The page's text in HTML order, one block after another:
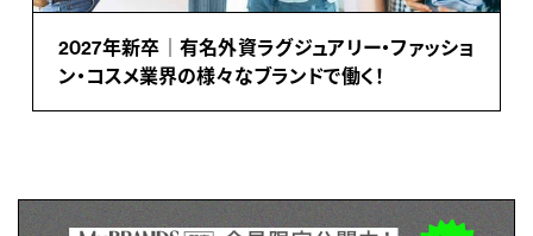
2027年新卒｜有名外資ラグジュアリー・ファッショ
ン・コスメ業界の様々なブランドで働く！